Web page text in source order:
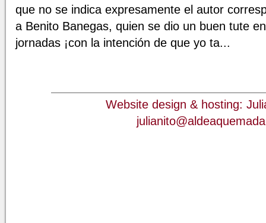
que no se indica expresamente el autor
a Benito Banegas, quien se dio un buen tute
jornadas ¡con la intención de que yo ta...
Website design & hosting: